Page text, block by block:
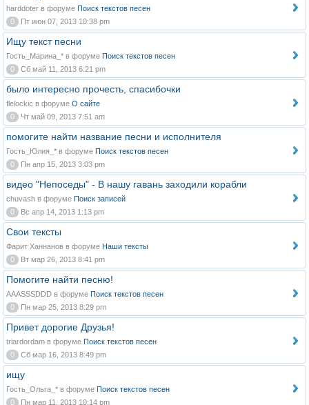
harddoter в форуме Поиск текстов песен
0
Пт июн 07, 2013 10:38 pm
Ищу текст песни
Гость_Марина_* в форуме Поиск текстов песен
0
Сб май 11, 2013 6:21 pm
было интересно прочесть, спасибочки
flelockic в форуме О сайте
0
Чт май 09, 2013 7:51 am
помогите найти название песни и исполнителя
Гость_Юлия_* в форуме Поиск текстов песен
0
Пн апр 15, 2013 3:03 pm
видео "Непоседы" - В нашу гавань заходили корабли
chuvash в форуме Поиск записей
0
Вс апр 14, 2013 1:13 pm
Свои тексты
Фарит Ханнанов в форуме Наши тексты
0
Вт мар 26, 2013 8:41 pm
Помогите найти песню!
AAASSSDDD в форуме Поиск текстов песен
0
Пн мар 25, 2013 8:29 pm
Привет дорогие Друзья!
triardordam в форуме Поиск текстов песен
0
Сб мар 16, 2013 8:49 pm
ищу
Гость_Ольга_* в форуме Поиск текстов песен
0
Пн мар 11, 2013 10:14 pm